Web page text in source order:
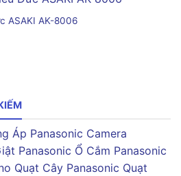
ASAKI AK-8006
Áp Panasonic Camera
Panasonic Ổ Cắm Panasonic
Quạt Cây Panasonic Quạt